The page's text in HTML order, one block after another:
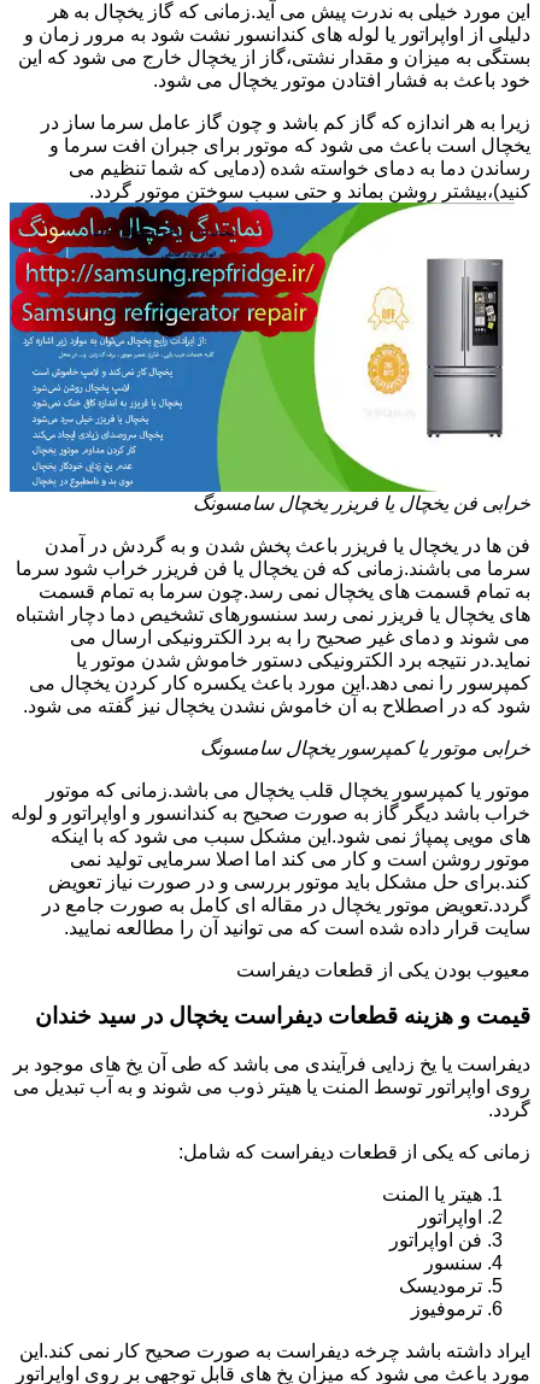
این مورد خیلی به ندرت پیش می آید.زمانی که گاز یخچال به هر
دلیلی از اواپراتور یا لوله های کندانسور نشت شود به مرور زمان و
بستگی به میزان و مقدار نشتی،گاز از یخچال خارج می شود که این
خود باعث به فشار افتادن موتور یخچال می شود.
زیرا به هر اندازه که گاز کم باشد و چون گاز عامل سرما ساز در
یخچال است باعث می شود که موتور برای جبران افت سرما و
رساندن دما به دمای خواسته شده (دمایی که شما تنظیم می
کنید)،بیشتر روشن بماند و حتی سبب سوختن موتور گردد.
خرابی فن یخچال یا فریزر یخچال سامسونگ
فن ها در یخچال یا فریزر باعث پخش شدن و به گردش در آمدن
سرما می باشند.زمانی که فن یخچال یا فن فریزر خراب شود سرما
به تمام قسمت های یخچال نمی رسد.چون سرما به تمام قسمت
های یخچال یا فریزر نمی رسد سنسورهای تشخیص دما دچار اشتباه
می شوند و دمای غیر صحیح را به برد الکترونیکی ارسال می
نماید.در نتیجه برد الکترونیکی دستور خاموش شدن موتور یا
کمپرسور را نمی دهد.این مورد باعث یکسره کار کردن یخچال می
شود که در اصطلاح به آن خاموش نشدن یخچال نیز گفته می شود.
خرابی موتور یا کمپرسور یخچال سامسونگ
موتور یا کمپرسور یخچال قلب یخچال می باشد.زمانی که موتور
خراب باشد دیگر گاز به صورت صحیح به کندانسور و اواپراتور و لوله
های مویی پمپاژ نمی شود.این مشکل سبب می شود که با اینکه
موتور روشن است و کار می کند اما اصلا سرمایی تولید نمی
کند.برای حل مشکل باید موتور بررسی و در صورت نیاز تعویض
گردد.تعویض موتور یخچال در مقاله ای کامل به صورت جامع در
سایت قرار داده شده است که می توانید آن را مطالعه نمایید.
معیوب بودن یکی از قطعات دیفراست
قیمت و هزینه قطعات دیفراست یخچال در سید خندان
دیفراست یا یخ زدایی فرآیندی می باشد که طی آن یخ های موجود بر
روی اواپراتور توسط المنت یا هیتر ذوب می شوند و به آب تبدیل می
گردد.
زمانی که یکی از قطعات دیفراست که شامل:
هیتر یا المنت
اواپراتور
فن اواپراتور
سنسور
ترمودیسک
ترموفیوز
ایراد داشته باشد چرخه دیفراست به صورت صحیح کار نمی کند.این
مورد باعث می شود که میزان یخ های قابل توجهی بر روی اواپراتور